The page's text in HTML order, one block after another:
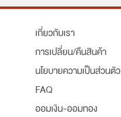
เกี่ยวกับเรา
การเปลี่ยน/คืนสินค้า
นโยบายความเป็นส่วนตัว
FAQ
ออมเงิน-ออมทอง